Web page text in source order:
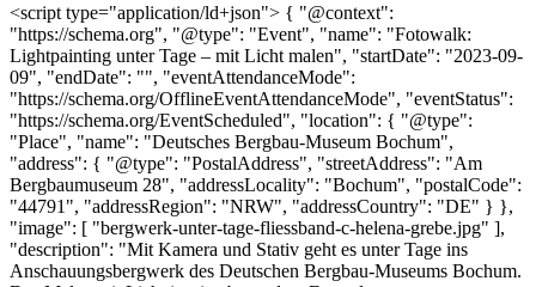
<script type="application/ld+json"> { "@context":
"https://schema.org", "@type": "Event", "name": "Fotowalk:
Lightpainting unter Tage – mit Licht malen", "startDate": "2023-09-
09", "endDate": "", "eventAttendanceMode":
"https://schema.org/OfflineEventAttendanceMode", "eventStatus":
"https://schema.org/EventScheduled", "location": { "@type":
"Place", "name": "Deutsches Bergbau-Museum Bochum",
"address": { "@type": "PostalAddress", "streetAddress": "Am
Bergbaumuseum 28", "addressLocality": "Bochum", "postalCode":
"44791", "addressRegion": "NRW", "addressCountry": "DE" } },
"image": [ "bergwerk-unter-tage-fliessband-c-helena-grebe.jpg" ],
"description": "Mit Kamera und Stativ geht es unter Tage ins
Anschauungsbergwerk des Deutschen Bergbau-Museums Bochum.